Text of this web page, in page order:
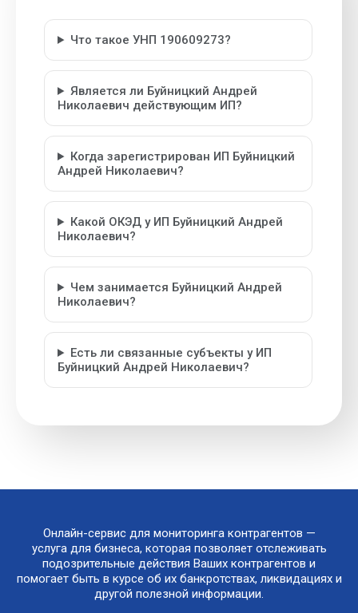
Что такое УНП 190609273?
Является ли Буйницкий Андрей
Николаевич действующим ИП?
Когда зарегистрирован ИП Буйницкий
Андрей Николаевич?
Какой ОКЭД у ИП Буйницкий Андрей
Николаевич?
Чем занимается Буйницкий Андрей
Николаевич?
Есть ли связанные субъекты у ИП
Буйницкий Андрей Николаевич?
Онлайн-сервис для мониторинга контрагентов —
услуга для бизнеса, которая позволяет отслеживать
подозрительные действия Ваших контрагентов и
помогает быть в курсе об их банкротствах, ликвидациях и
другой полезной информации.